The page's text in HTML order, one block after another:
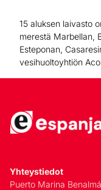
15 aluksen laivasto
merestä Marbellan,
Esteponan,
vesihuoltoyhtiön
Yhteystiedot
Puerto Marina